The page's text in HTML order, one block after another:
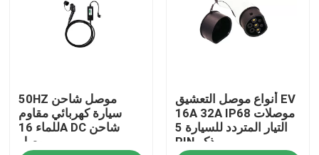
المنتجات
موصل السيارة الكهربائية
50HZ موصل شاحن
سيارة كهربائي مقاوم
للماء 16A DC شاحن
موصل
أنواع موصل التعشيق EV
16A 32A IP68 موصلات
التيار المتردد للسيارة 5
PIN ذكر